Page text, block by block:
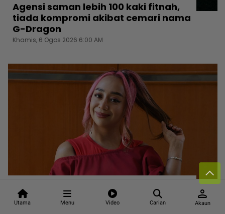
Utama Menu Video Carian
person
Akaun
Agensi saman lebih 100 kaki fitnah,
tiada kompromi akibat cemari nama
G-Dragon
Khamis, 6 Ogos 2026 6:00 AM
Amylea Azizan tak suka ‘tunggang‘